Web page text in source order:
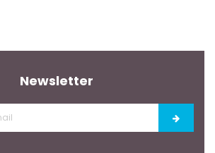
Newsletter